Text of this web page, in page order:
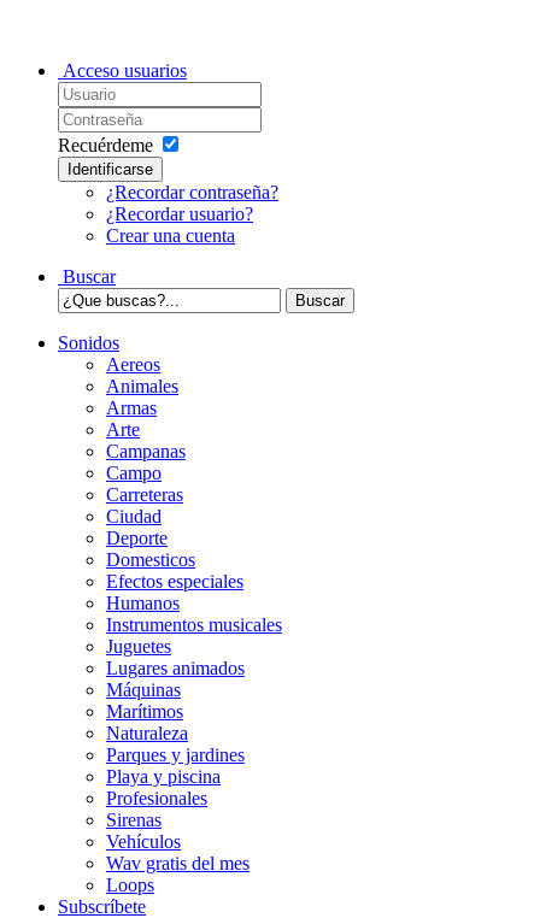
Acceso usuarios
Recuérdeme
Identificarse
¿Recordar contraseña?
¿Recordar usuario?
Crear una cuenta
Buscar
Sonidos
Aereos
Animales
Armas
Arte
Campanas
Campo
Carreteras
Ciudad
Deporte
Domesticos
Efectos especiales
Humanos
Instrumentos musicales
Juguetes
Lugares animados
Máquinas
Marítimos
Naturaleza
Parques y jardines
Playa y piscina
Profesionales
Sirenas
Vehículos
Wav gratis del mes
Loops
Subscríbete